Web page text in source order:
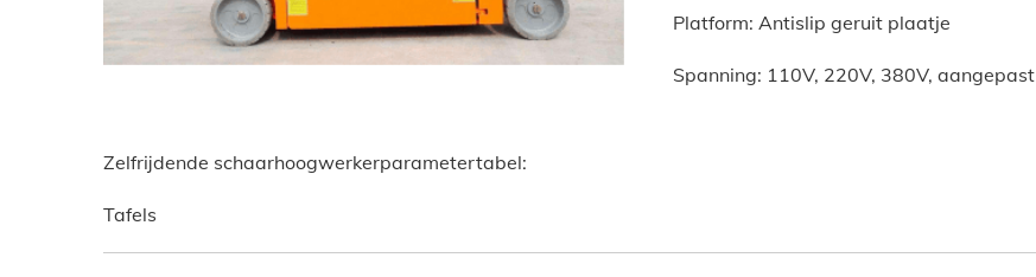
Platform: Antislip geruit plaatje
Spanning: 110V, 220V, 380V, aangepast
Zelfrijdende schaarhoogwerkerparametertabel:
Tafels